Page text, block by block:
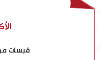
قبسات من